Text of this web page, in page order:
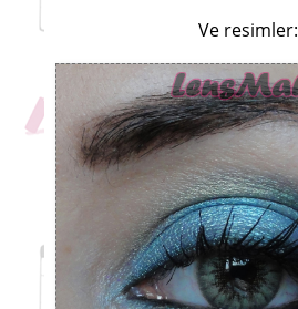
Ve resimler: